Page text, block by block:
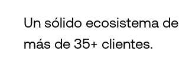
Un sólido ecosistema de
más de 35+ clientes.